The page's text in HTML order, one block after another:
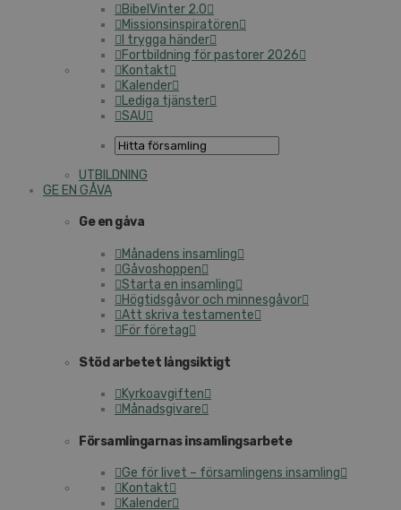
BibelVinter 2.0
Missionsinspiratören
I trygga händer
Fortbildning för pastorer 2026
Kontakt
Kalender
Lediga tjänster
SAU
UTBILDNING
GE EN GÅVA
Ge en gåva
Månadens insamling
Gåvoshoppen
Starta en insamling
Högtidsgåvor och minnesgåvor
Att skriva testamente
För företag
Stöd arbetet långsiktigt
Kyrkoavgiften
Månadsgivare
Församlingarnas insamlingsarbete
Ge för livet – församlingens insamling
Kontakt
Kalender